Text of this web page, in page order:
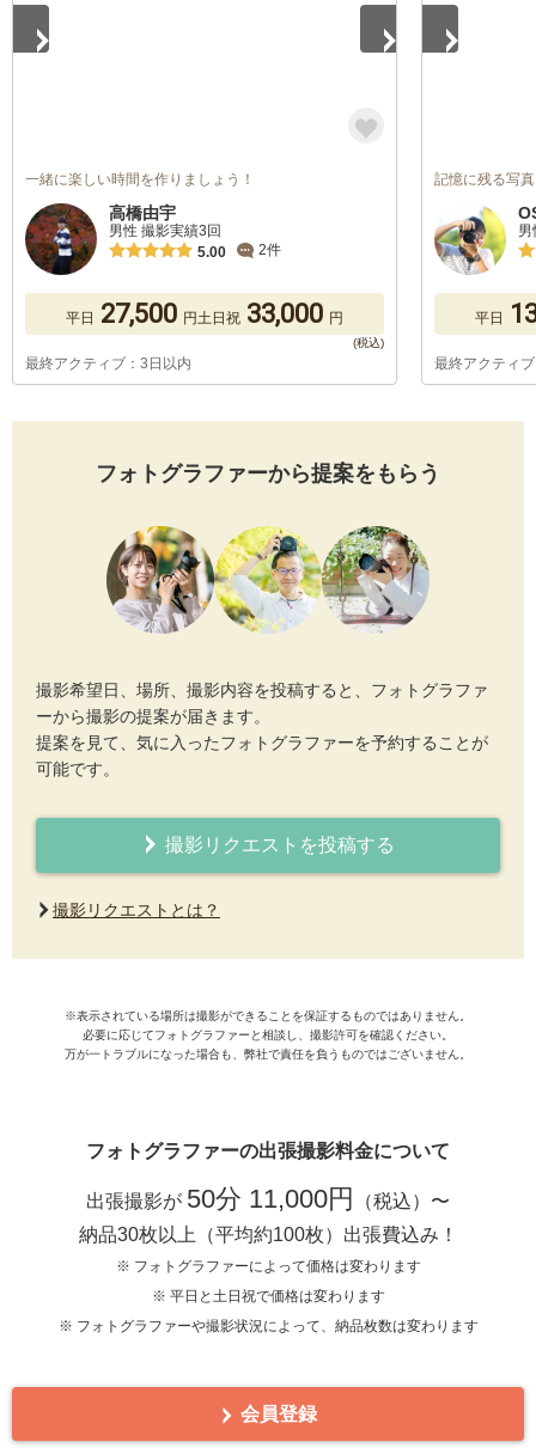
一緒に楽しい時間を作りましょう！
高橋由宇
男性 撮影実績3回
5.00
2件
平日 27,500 円土日祝 33,000 円
最終アクティブ：3日以内
記憶に残る写
平日
最終アクティ
フォトグラファーから提案をもらう
撮影希望日、場所、撮影内容を投稿すると、フォトグラファ
ーから撮影の提案が届きます。
提案を見て、気に入ったフォトグラファーを予約することが
可能です。
撮影リクエストを投稿する
撮影リクエストとは？
※表示されている場所は撮影ができることを保証するものではありません。
必要に応じてフォトグラファーと相談し、撮影許可を確認ください。
万が一トラブルになった場合も、弊社で責任を負うものではございません。
フォトグラファーの出張撮影料金について
出張撮影が 50分 11,000円
（税込）〜
納品30枚以上（平均約100枚）出張費込み！
※ フォトグラファーによって価格は変わります
※ 平日と土日祝で価格は変わります
※ フォトグラファーや撮影状況によって、納品枚数は変わります
会員登録